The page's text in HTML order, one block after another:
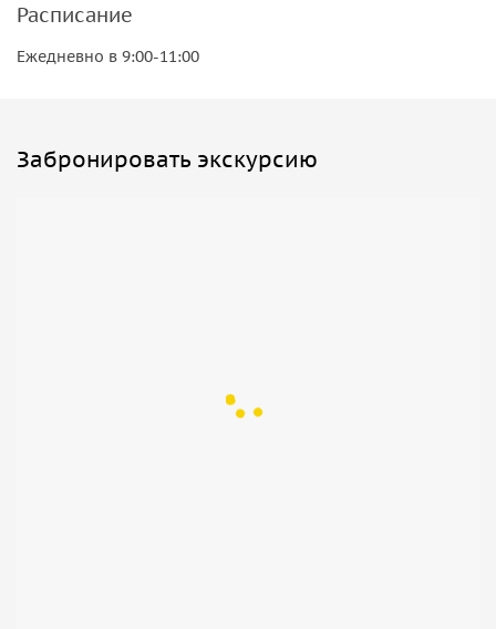
Расписание
Ежедневно в 9:00-11:00
Забронировать экскурсию